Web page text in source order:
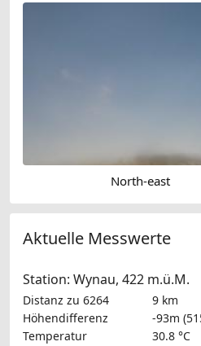
North-east
Aktuelle Messwerte
Station: Wynau, 422 m.ü.M.
Distanz zu 6264
9 km
Höhendifferenz
-93m
Temperatur
30.8 °C